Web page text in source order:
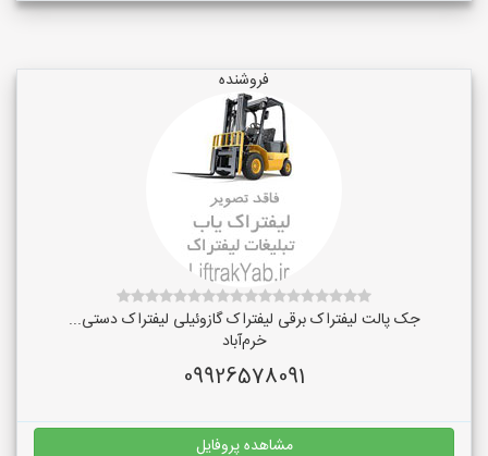
فروشنده
جک پالت لیفتراک برقی لیفتراک گازوئیلی لیفتراک دستی...
خرم‌آباد
09926578091
مشاهده پروفایل